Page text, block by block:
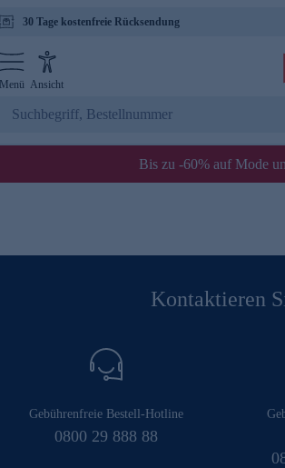
30 Tage kostenfreie Rücksendung
Menü Ansicht
Bis zu -60% auf Mode
Kontaktieren
Gebührenfreie Bestell-Hotline
0800 29 888 88